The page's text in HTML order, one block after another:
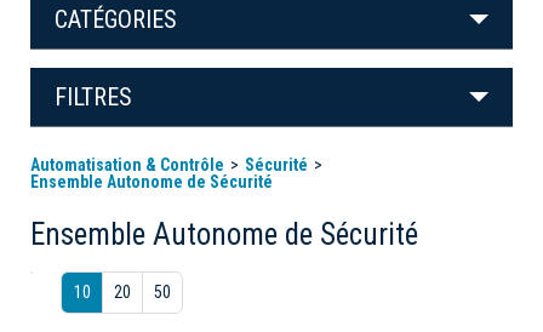
CATÉGORIES
FILTRES
Automatisation & Contrôle
Sécurité
Ensemble Autonome de Sécurité
Ensemble Autonome de Sécurité
10 20 50